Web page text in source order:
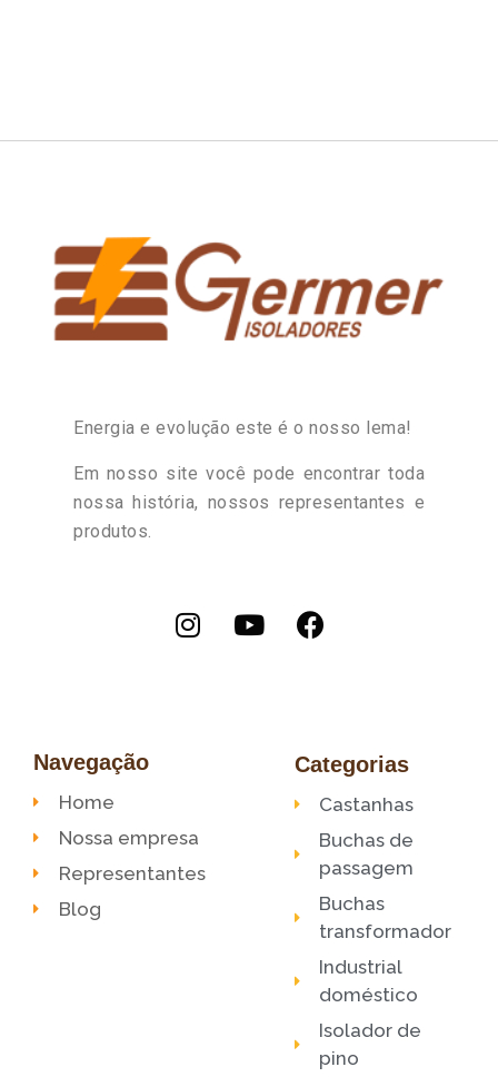
Energia e evolução este é o nosso lema!
Em nosso site você pode encontrar toda
nossa história, nossos representantes e
produtos.
Navegação Categorias
Home
Nossa empresa
Representantes
Blog
Castanhas
Buchas de
passagem
Buchas
transformador
Industrial
doméstico
Isolador de
pino